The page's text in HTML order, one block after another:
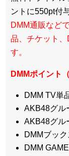
ントに550pt付
DMM通販など
品、チケット
す。
DMMポイント
DMM TV単
AKB48グル
AKB48グル
DMMブック
DMM